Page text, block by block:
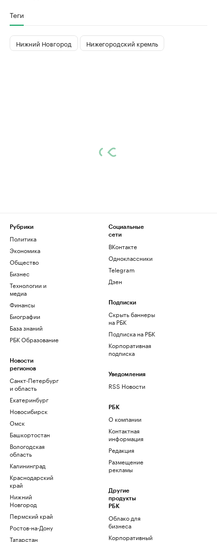
Теги
Нижний Новгород Нижегородский кремль
Рубрики
Политика
Экономика
Общество
Бизнес
Технологии и
медиа
Финансы
Биографии
База знаний
РБК Образование
Новости
регионов
Санкт-Петербург
и область
Екатеринбург
Новосибирск
Омск
Башкортостан
Вологодская
область
Калининград
Краснодарский
край
Нижний
Новгород
Пермский край
Ростов-на-Дону
Татарстан
Социальные
сети
ВКонтакте
Одноклассники
Telegram
Дзен
Подписки
Скрыть баннеры
на РБК
Подписка на РБК
Корпоративная
подписка
Уведомления
RSS Новости
РБК
О компании
Контактная
информация
Редакция
Размещение
рекламы
Другие
продукты
РБК
Облако для
бизнеса
Корпоративный